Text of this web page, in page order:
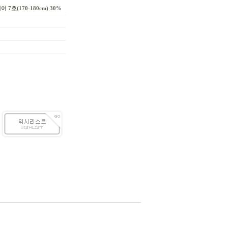
7호(170-180cm) 30%